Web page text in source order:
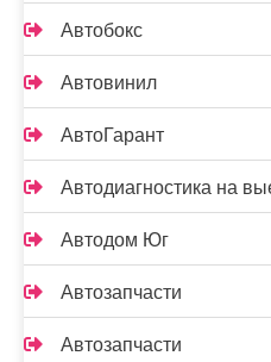
Автобокс
Автовинил
АвтоГарант
Автодиагностика на
Автодом Юг
Автозапчасти
Автозапчасти